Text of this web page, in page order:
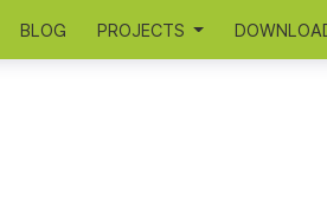
BLOG PROJECTS